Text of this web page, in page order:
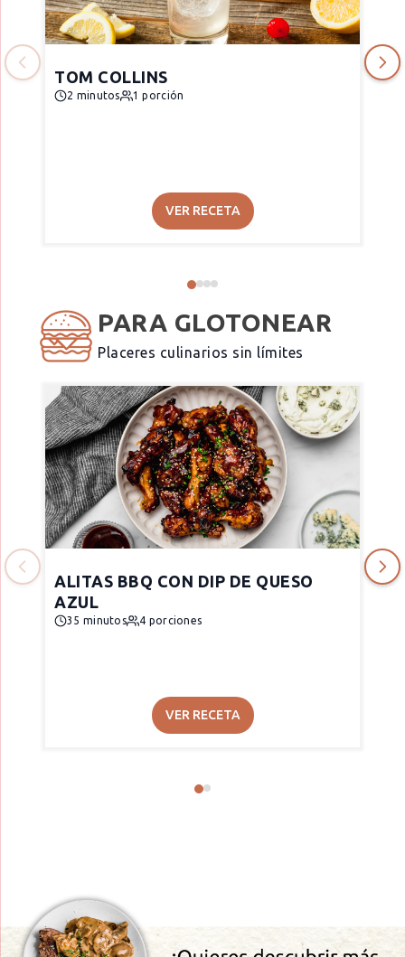
TOM COLLINS
2 minutos 1 porción
VER RECETA
PARA GLOTONEAR
Placeres culinarios sin límites
ALITAS BBQ CON DIP DE QUESO
AZUL
35 minutos 4 porciones
VER RECETA